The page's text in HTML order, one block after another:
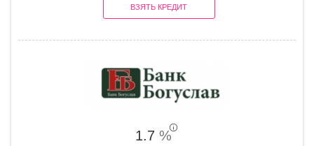
ВЗЯТЬ КРЕДИТ
1.7 %